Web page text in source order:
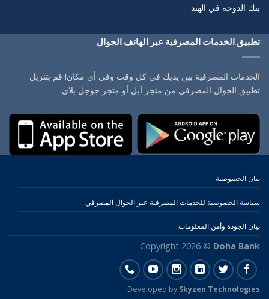
بنك الدوحة في الهند
تطبيق الخدمات المصرفية عبر الهاتف الجوال
الخدمات المصرفية بين يديك في كل وقت وفي أي مكان! قم بتنزيل
تطبيق الجوال المصرفي من متجر آبل أو متجر جوجل بلاي.
بيان الخصوصية
سياسة الخصوصية للخدمات المصرفية عبر الجوال المصرفي
بيان الجودة وأمن المعلومات
Copyright 2026 © Doha Bank
Developed by Skyzen Technologies